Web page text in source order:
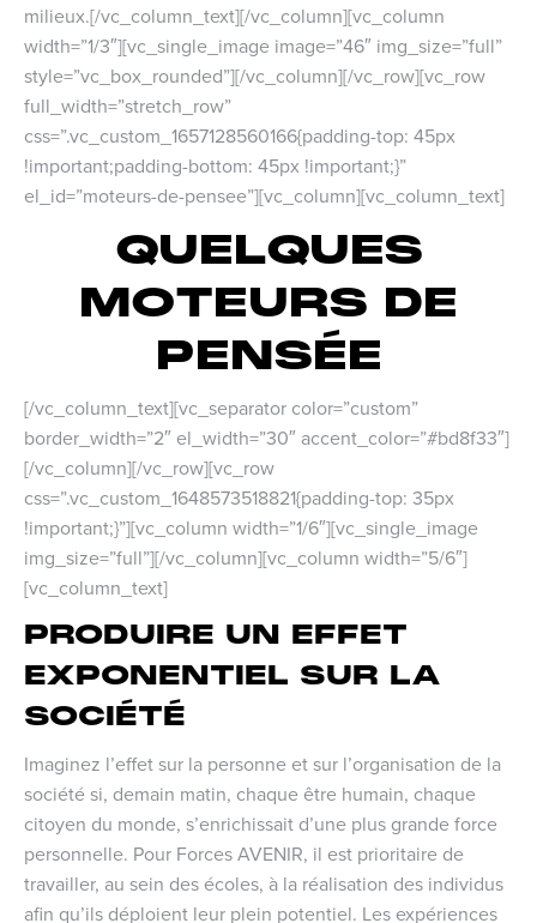
milieux.[/vc_column_text][/vc_column][vc_column
width=”1/3″][vc_single_image image=”46″ img_size=”full”
style=”vc_box_rounded”][/vc_column][/vc_row][vc_row
full_width=”stretch_row”
css=”.vc_custom_1657128560166{padding-top: 45px
!important;padding-bottom: 45px !important;}”
el_id=”moteurs-de-pensee”][vc_column][vc_column_text]
QUELQUES
MOTEURS DE
PENSÉE
[/vc_column_text][vc_separator color=”custom”
border_width=”2″ el_width=”30″ accent_color=”#bd8f33″]
[/vc_column][/vc_row][vc_row
css=”.vc_custom_1648573518821{padding-top: 35px
!important;}”][vc_column width=”1/6″][vc_single_image
img_size=”full”][/vc_column][vc_column width=”5/6″]
[vc_column_text]
PRODUIRE UN EFFET
EXPONENTIEL SUR LA
SOCIÉTÉ
Imaginez l’effet sur la personne et sur l’organisation de la
société si, demain matin, chaque être humain, chaque
citoyen du monde, s’enrichissait d’une plus grande force
personnelle. Pour Forces AVENIR, il est prioritaire de
travailler, au sein des écoles, à la réalisation des individus
afin qu’ils déploient leur plein potentiel. Les expériences